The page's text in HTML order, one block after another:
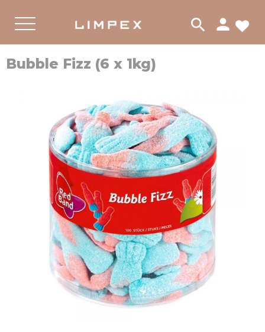
search person
PRODUKTER GODIS
Bubble Fizz (6 x 1kg)